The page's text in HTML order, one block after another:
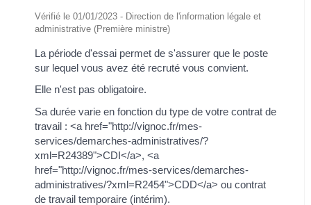
Vérifié le 01/01/2023 - Direction de l'information légale et
administrative (Première ministre)
La période d'essai permet de s'assurer que le poste
sur lequel vous avez été recruté vous convient.
Elle n'est pas obligatoire.
Sa durée varie en fonction du type de votre contrat de
travail : <a href="http://vignoc.fr/mes-
services/demarches-administratives/?
xml=R24389">CDI</a>, <a
href="http://vignoc.fr/mes-services/demarches-
administratives/?xml=R2454">CDD</a> ou contrat
de travail temporaire (intérim).